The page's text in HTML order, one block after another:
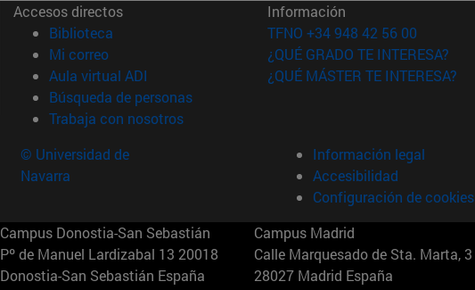
Accesos directos
Biblioteca (abre en nueva ventana)
Mi correo(abre en nueva ventana)
Aula virtual ADI (abre en nueva ventana)
Búsqueda de personas(abre en nueva ventana)
Trabaja con nosotros(abre en nueva ventana)
Información
TFNO +34 948 42 56 00
¿QUÉ GRADO TE INTERESA?
¿QUÉ MÁSTER TE INTERESA?
© Universidad de
Navarra
Información legal
Accesibilidad
Configuración de cookies
Campus Donostia-San Sebastián
Pº de Manuel Lardizabal 13 20018
Donostia-San Sebastián España
Campus Madrid
Calle Marquesado de Sta. Marta, 3
28027 Madrid España